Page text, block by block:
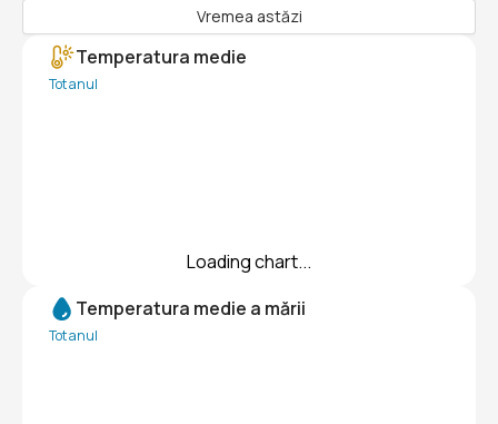
Vremea astăzi
Temperatura medie
Tot anul
Loading chart...
Temperatura medie a mării
Tot anul